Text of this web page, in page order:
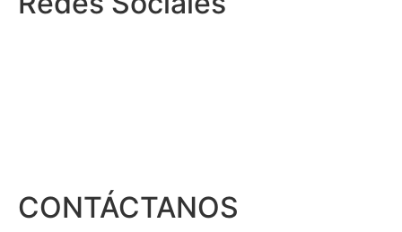
CONTÁCTANOS